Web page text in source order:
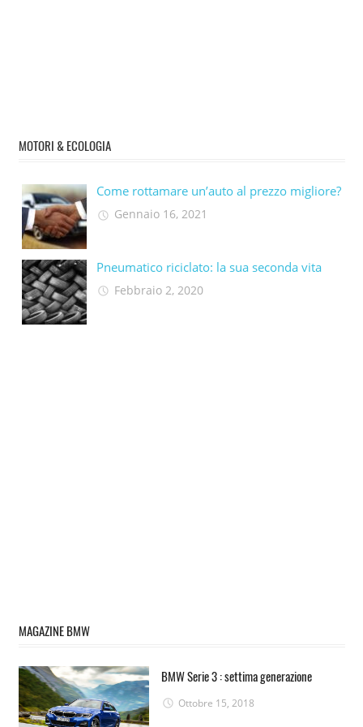
MOTORI & ECOLOGIA
Come rottamare un’auto al prezzo migliore?
Gennaio 16, 2021
Pneumatico riciclato: la sua seconda vita​
Febbraio 2, 2020
MAGAZINE BMW
BMW Serie 3 : settima generazione
Ottobre 15, 2018